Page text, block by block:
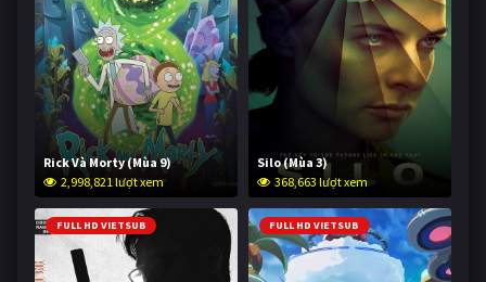
Rick Và Morty (Mùa 9)
2,998,821 lượt xem
Silo (Mùa 3)
368,663 lượt xem
FULL HD VIETSUB FULL HD VIETSUB